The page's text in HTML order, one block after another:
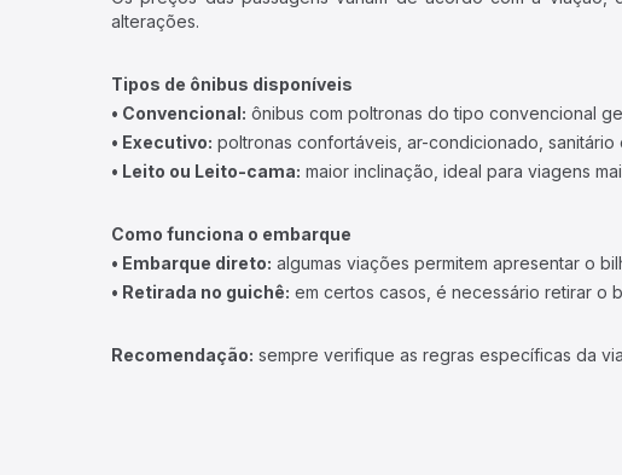
alterações.
Tipos de ônibus disponíveis
• Convencional: ônibus com poltronas do tipo convencional
• Executivo: poltronas confortáveis, ar-condicionado, sanitário
• Leito ou Leito-cama: maior inclinação, ideal para viagens
Como funciona o embarque
• Embarque direto: algumas viações permitem apresentar o
• Retirada no guichê: em certos casos, é necessário retirar o
Recomendação: sempre verifique as regras específicas da